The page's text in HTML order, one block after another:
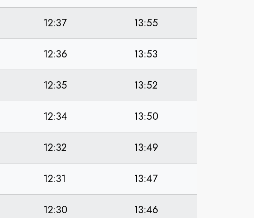
12:37 13:55
12:36 13:53
12:35 13:52
12:34 13:50
12:32 13:49
12:31 13:47
12:30 13:46